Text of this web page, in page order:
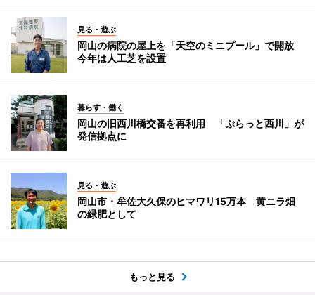
見る・遊ぶ
岡山の病院の屋上を「天空のミニプール」で開放
今年は人工芝を設置
暮らす・働く
岡山の旧西川橋交番を再利用 「ぷらっと西川」が
発信拠点に
見る・遊ぶ
岡山市・牟佐大久保のヒマワリ15万本 黄ニラ畑
の緑肥として
もっと見る